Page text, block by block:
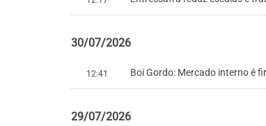
30/07/2026
12:41 Boi Gordo: Mercado interno é
29/07/2026